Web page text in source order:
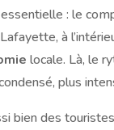
: le
à
locale. Là, le
plus
bien des